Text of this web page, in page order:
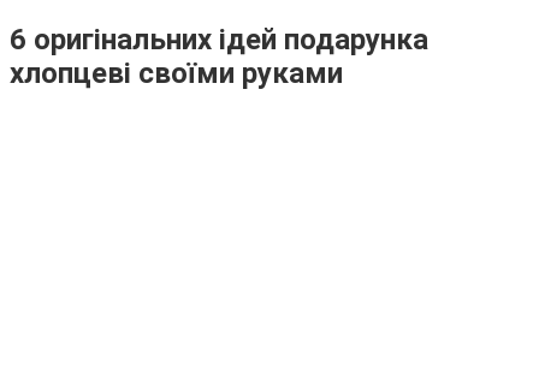
6 оригінальних ідей подарунка
хлопцеві своїми руками